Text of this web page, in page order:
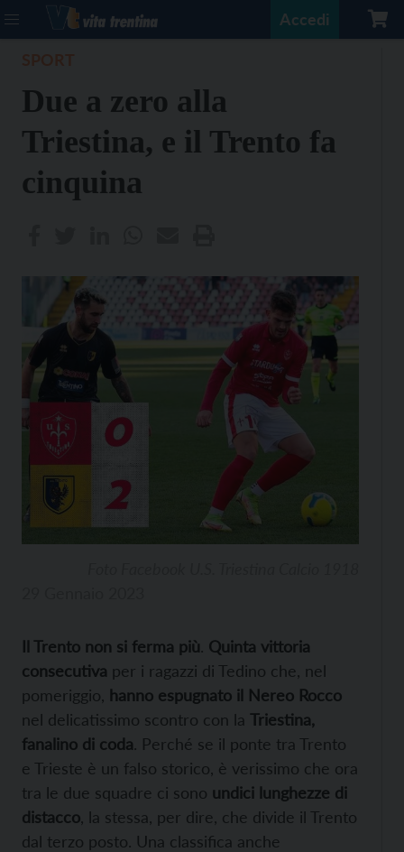
Accedi
Due a zero alla
Triestina, e il Trento fa
cinquina
Il Trento non si ferma più. Quinta vittoria
consecutiva per i ragazzi di Tedino che, nel
pomeriggio, hanno espugnato il Nereo Rocco
nel delicatissimo scontro con la Triestina,
fanalino di coda. Perché se il ponte tra Trento
e Trieste è un falso storico, è verissimo che ora
tra le due squadre ci sono undici lunghezze di
distacco , la stessa, per dire, che divide il Trento
dal terzo posto. Una classifica anche